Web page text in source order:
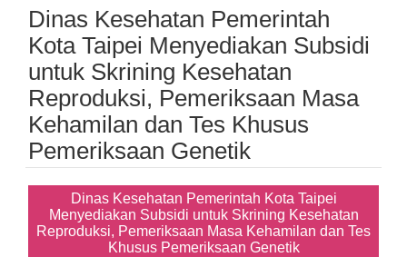
Dinas Kesehatan Pemerintah
Kota Taipei Menyediakan Subsidi
untuk Skrining Kesehatan
Reproduksi, Pemeriksaan Masa
Kehamilan dan Tes Khusus
Pemeriksaan Genetik
Dinas Kesehatan Pemerintah Kota Taipei
Menyediakan Subsidi untuk Skrining Kesehatan
Reproduksi, Pemeriksaan Masa Kehamilan dan Tes
Khusus Pemeriksaan Genetik